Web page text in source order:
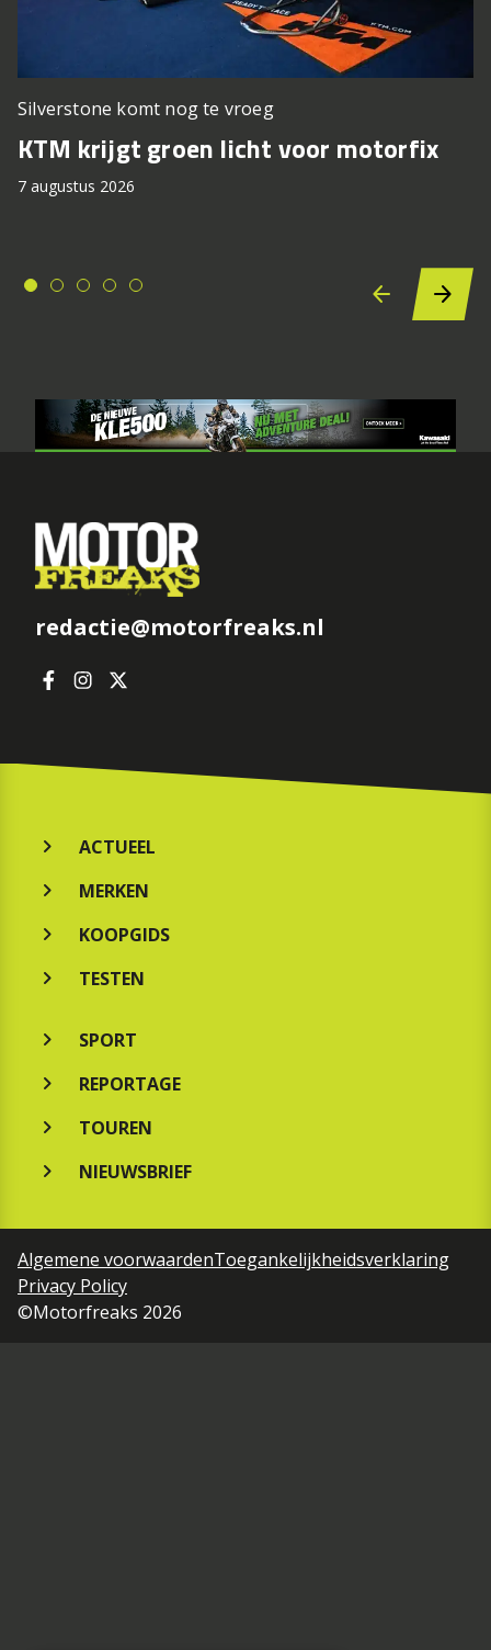
Silverstone komt nog te vroeg
KTM krijgt groen licht voor motorfix
7 augustus 2026
redactie@motorfreaks.nl
ACTUEEL
MERKEN
KOOPGIDS
TESTEN
SPORT
REPORTAGE
TOUREN
NIEUWSBRIEF
Algemene voorwaardenToegankelijkheidsverklaring
Privacy Policy
©Motorfreaks 2026